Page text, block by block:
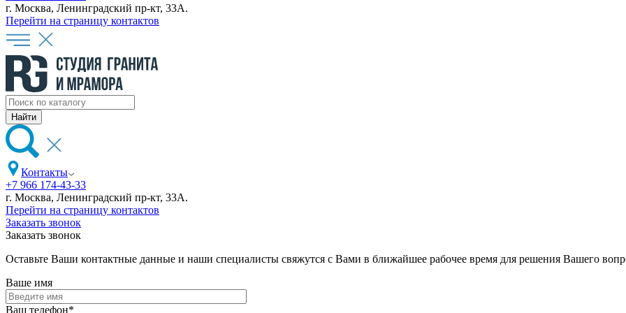
г. Москва, Ленинградский пр-кт, 33А.
Перейти на страницу контактов
Контакты
+7 966 174-43-33
г. Москва, Ленинградский пр-кт, 33А.
Перейти на страницу контактов
Заказать звонок
Заказать звонок
Оставьте Ваши контактные данные и наши специалисты свяжутся с Вами в ближайшее рабочее время для решения Вашего
Ваше имя
Ваш телефон*